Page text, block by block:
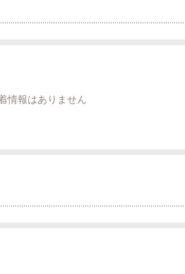
情報はありません